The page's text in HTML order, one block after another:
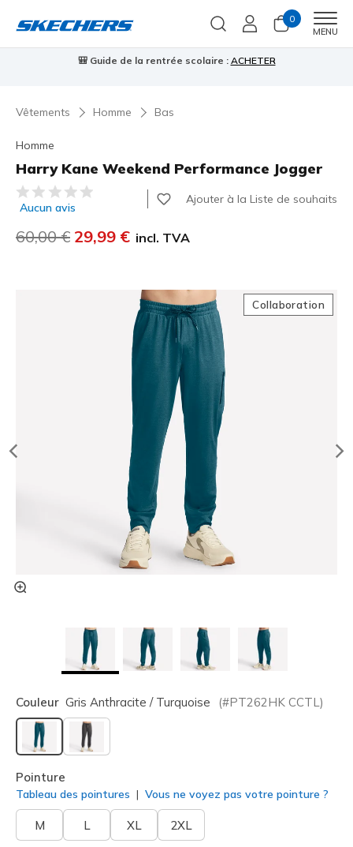
0
MENU
🎒 Guide de la rentrée scolaire : ACHETER
Vêtements Homme Bas
Homme
Harry Kane Weekend Performance Jogger
Évaluation client 3,6 sur 5
Aucun avis
Ajouter à la Liste de souhaits
Prix réduit de
60,00 € à
29,99 € incl. TVA
Collaboration
Couleur Gris Anthracite / Turquoise (#PT262HK CCTL )
sélectionné
Pointure
Tableau des pointures Vous ne voyez pas votre pointure ?
M L XL 2XL